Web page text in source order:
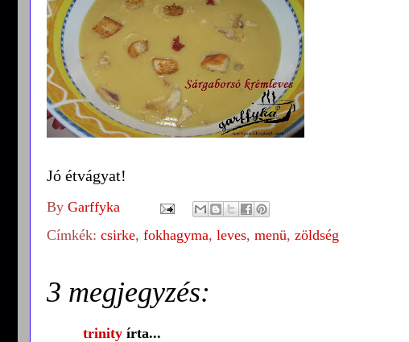
Jó étvágyat!
By Garffyka
Címkék: csirke, fokhagyma, leves, menü, zöldség
3 megjegyzés:
trinity írta...